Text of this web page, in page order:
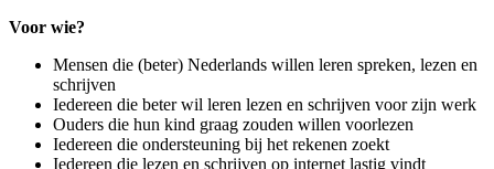
Voor wie?
Mensen die (beter) Nederlands willen leren spreken, lezen en
schrijven
Iedereen die beter wil leren lezen en schrijven voor zijn werk
Ouders die hun kind graag zouden willen voorlezen
Iedereen die ondersteuning bij het rekenen zoekt
Iedereen die lezen en schrijven op internet lastig vindt